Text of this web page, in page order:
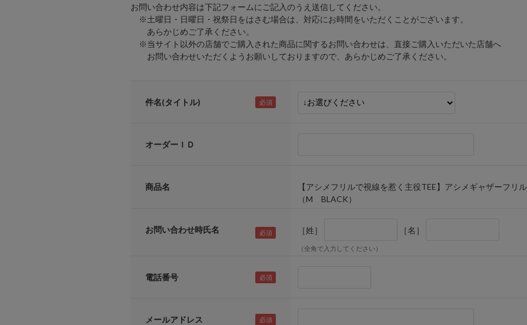
お問い合わせ内容は下記フォームにご記入のうえ送信してください。
※土曜日・日曜日・祝祭日をはさむ場合は、対応にお時間をいただくことがございます。
あらかじめご了承ください。
※当サイト以外の店舗でご購入された商品に関するお問い合わせは、直接ご購入いただいた店舗へ
お問い合わせいただくようお願いしておりますので、あらかじめご了承ください。
件名(タイトル)
オーダーＩＤ
商品名
【アシメフリルで視線を惹く主役TEE】アシメギャザーフリ
（M BLACK）
お問い合わせ時氏名 ［姓］ ［名］
（全角で入力してください）
電話番号
メールアドレス